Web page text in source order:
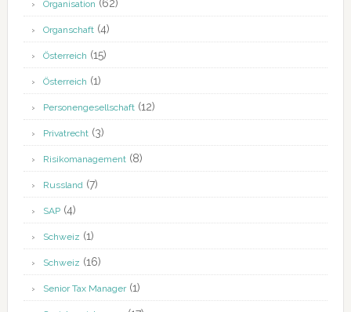
Organisation (62)
Organschaft(4)
Österreich (15)
Österreich (1)
Personengesellschaft(12)
Privatrecht(3)
Risikomanagement(8)
Russland(7)
SAP(4)
Schweiz (1)
Schweiz (16)
Senior Tax Manager(1)